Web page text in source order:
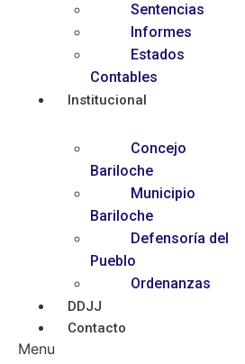
Sentencias
Informes
Estados
Contables
Institucional
Concejo
Bariloche
Municipio
Bariloche
Defensoría del
Pueblo
Ordenanzas
DDJJ
Contacto
Menu